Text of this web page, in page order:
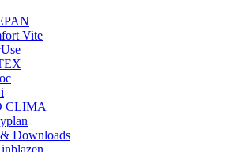
Vite
CLIMA
Downloads